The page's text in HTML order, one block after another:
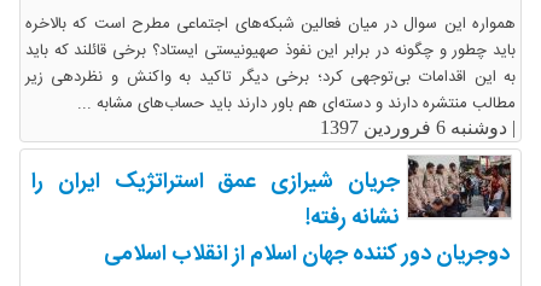
همواره این سوال در میان فعالین شبکه‌های اجتماعی مطرح است که بالاخره
باید چطور و چگونه در برابر این نفوذ صهیونیستی ایستاد؟ برخی قائلند که باید
به این اقدامات بی‌توجهی کرد؛ برخی دیگر تاکید به واکنش و نظردهی زیر
مطالب منتشره دارند و دسته‌ای هم باور دارند باید حساب‌های مشابه ...
| دوشنبه 6 فروردین 1397
جریان شیرازی عمق استراتژیک ایران را
نشانه رفته!
دوجریان دور کننده جهان اسلام از انقلاب اسلامی